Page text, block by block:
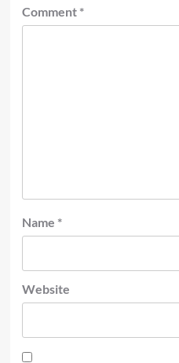
Comment *
Name *
Website